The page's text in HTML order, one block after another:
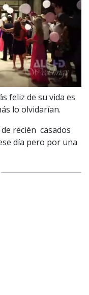
feliz de su vida es
lo olvidarían.
recién casados
día pero por una